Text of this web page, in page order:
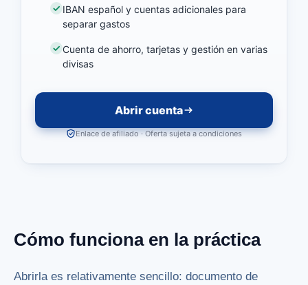
IBAN español y cuentas adicionales para
separar gastos
Cuenta de ahorro, tarjetas y gestión en varias
divisas
Abrir cuenta
Enlace de afiliado · Oferta sujeta a condiciones
Cómo funciona en la práctica
Abrirla es relativamente sencillo: documento de